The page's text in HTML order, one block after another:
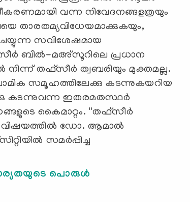
വന്ന നിവേദനങ്ങളത്രയും
താരതമ്യവിധേയമാക്കുകയും,
സവിശേഷമായ
ബില്‍-മഅ്‌സൂറിലെ പ്രധാന
നിന്ന് തഫ്‌സീര്‍ ത്വബരിയും മുക്തമല്ല.
സമൂഹത്തിലേക്കു കടന്നുകയറിയ
കടന്നുവന്ന ഇതരമതസ്ഥര്‍
കൈമാറ്റം. ''തഫ്‌സീര്‍
വിഷയത്തില്‍ ഡോ. ആമാല്‍
സമര്‍പ്പിച്ച
പൊരുള്‍